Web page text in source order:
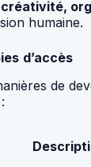
créativité,
humaine.
d’accès
de